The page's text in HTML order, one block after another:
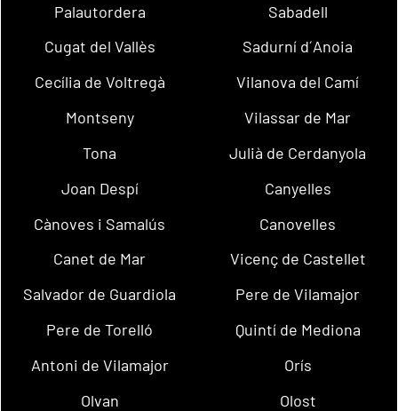
Palautordera
Sabadell
Cugat del Vallès
Sadurní d´Anoia
Cecília de Voltregà
Vilanova del Camí
Montseny
Vilassar de Mar
Tona
Julià de Cerdanyola
Joan Despí
Canyelles
Cànoves i Samalús
Canovelles
Canet de Mar
Vicenç de Castellet
Salvador de Guardiola
Pere de Vilamajor
Pere de Torelló
Quintí de Mediona
Antoni de Vilamajor
Orís
Olvan
Olost